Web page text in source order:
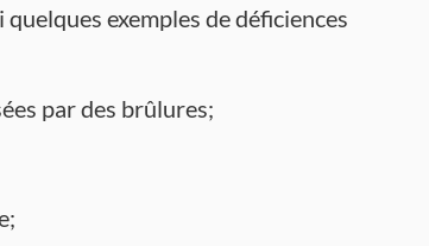
exemples de déficiences
par des brûlures;